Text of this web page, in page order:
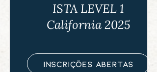
ISTA LEVEL 1
California 2025
Inscrições Abertas